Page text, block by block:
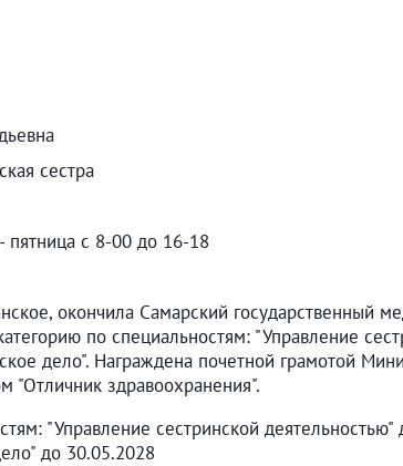
сестра
пятница с 8-00 до 16-18
окончила Самарский государственный
по специальностям: "Управление
дело". Награждена почетной грамотой
"Отличник здравоохранения".
"Управление сестринской
до 30.05.2028